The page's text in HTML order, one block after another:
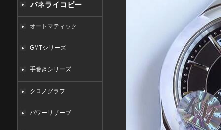
パネライコピー
オートマティック
GMTシリーズ
手巻きシリーズ
クロノグラフ
パワーリザーブ